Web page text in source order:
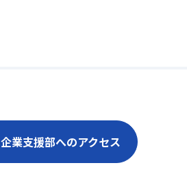
企業支援部へのアクセス